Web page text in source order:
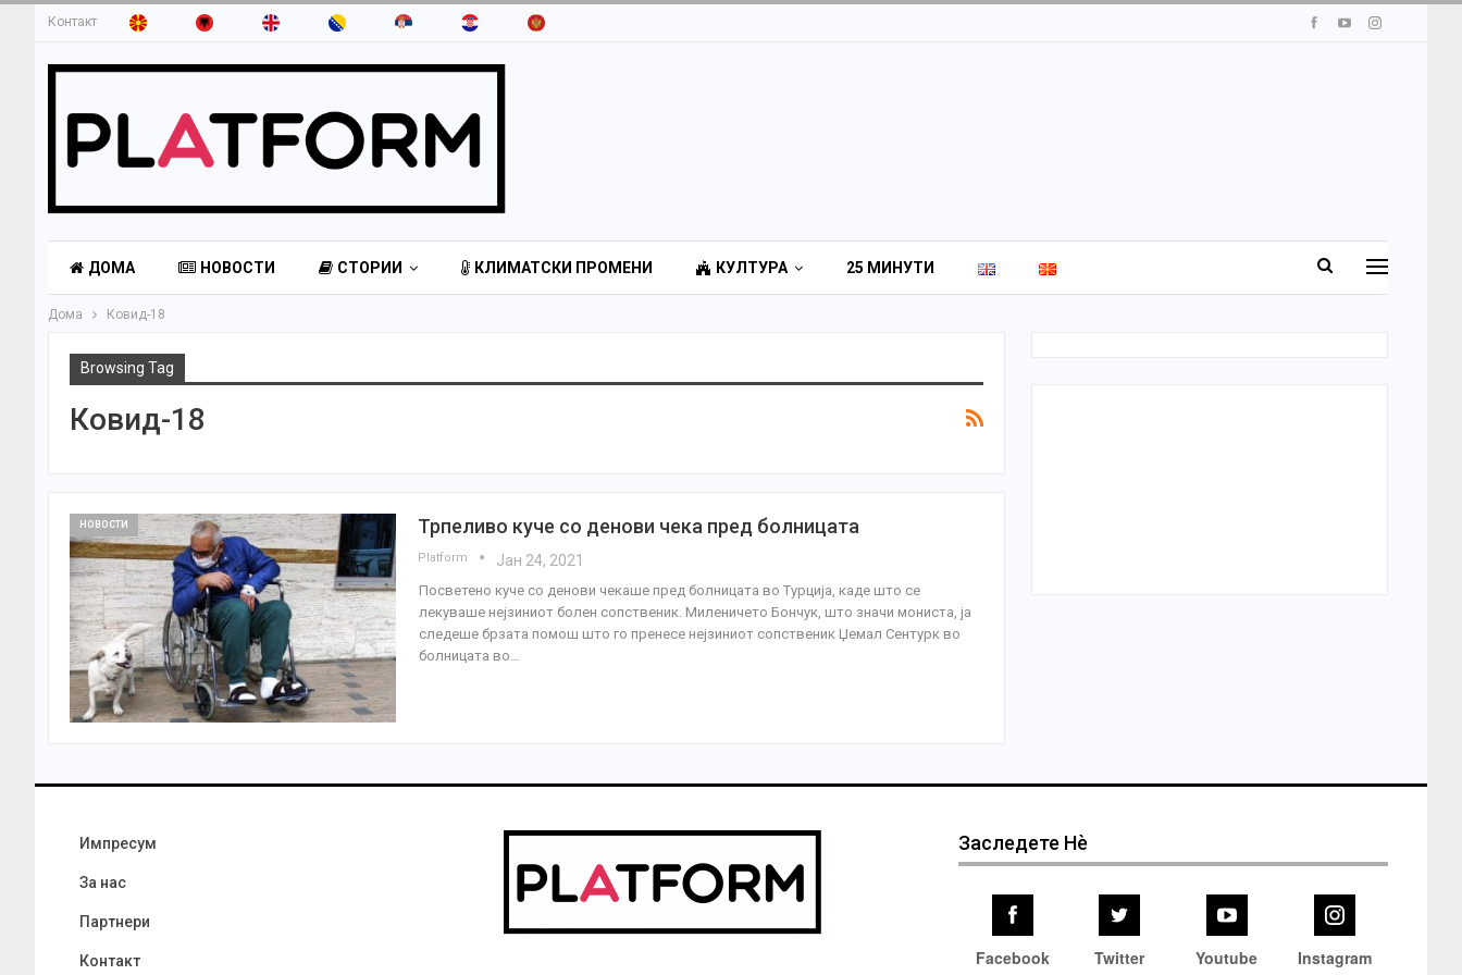
Контакт
ДОМА НОВОСТИ СТОРИИ КЛИМАТСКИ ПРОМЕНИ КУЛТУРА 25 МИНУТИ
Дома Ковид-18
Browsing Tag
Ковид-18
НОВОСТИ Трпеливо куче со денови чека пред болницата
Platform Јан 24, 2021
Посветено куче со денови чекаше пред болницата во Турција, каде што се
лекуваше нејзиниот болен сопственик. Миленичето Бончук, што значи мониста, ја
следеше брзата помош што го пренесе нејзиниот сопственик Џемал Сентурк во
болницата во…
Импресум
За нас
Партнери
Контакт
Заследете Нѐ
Facebook Twitter Youtube Instagram